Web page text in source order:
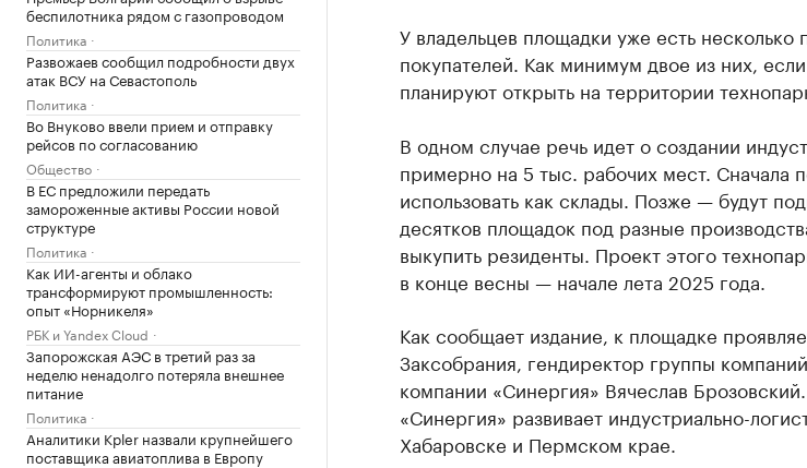
беспилотника рядом с газопроводом
Политика
Развожаев сообщил подробности двух
атак ВСУ на Севастополь
Политика
Во Внуково ввели прием и отправку
рейсов по согласованию
Общество
В ЕС предложили передать
замороженные активы России новой
структуре
Политика
Как ИИ-агенты и облако
трансформируют промышленность:
опыт «Норникеля»
РБК и Yandex Cloud
Запорожская АЭС в третий раз за
неделю ненадолго потеряла внешнее
питание
Политика
Аналитики Kpler назвали крупнейшего
поставщика авиатоплива в Европу
У владельцев площадки уже есть несколько
покупателей. Как минимум двое из них,
планируют открыть на территории
В одном случае речь идет о создании
примерно на 5 тыс. рабочих мест. Сначала
использовать как склады. Позже — будут
десятков площадок под разные
выкупить резиденты. Проект этого
в конце весны — начале лета 2025 года.
Как сообщает издание, к площадке
Заксобрания, гендиректор группы
компании «Синергия» Вячеслав
«Синергия» развивает индустриально-
Хабаровске и Пермском крае.